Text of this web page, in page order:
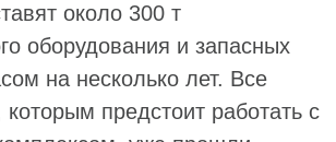
около 300 т
оборудования и запасных
на несколько лет. Все
предстоит работать с